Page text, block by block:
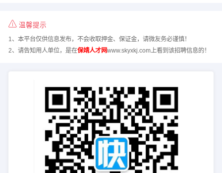
温馨提示
1、本平台仅供信息发布，不会收取押金、保证金，请微友务必谨慎！
2、请告知用人单位，是在保靖人才网www.skyxkj.com上看到该招聘信息的！